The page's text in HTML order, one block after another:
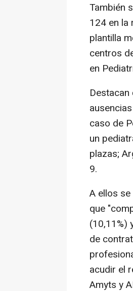
También
124 en la
plantilla
centros
en
caso de
un
plazas;
9.
A ellos
que
(10,11%)
de
acudir el
Amyts y